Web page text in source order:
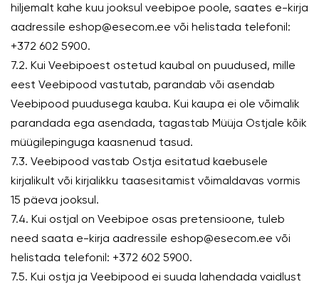
hiljemalt kahe kuu jooksul veebipoe poole, saates e-kirja
aadressile eshop@esecom.ee või helistada telefonil:
+372 602 5900.
7.2. Kui Veebipoest ostetud kaubal on puudused, mille
eest Veebipood vastutab, parandab või asendab
Veebipood puudusega kauba. Kui kaupa ei ole võimalik
parandada ega asendada, tagastab Müüja Ostjale kõik
müügilepinguga kaasnenud tasud.
7.3. Veebipood vastab Ostja esitatud kaebusele
kirjalikult või kirjalikku taasesitamist võimaldavas vormis
15 päeva jooksul.
7.4. Kui ostjal on Veebipoe osas pretensioone, tuleb
need saata e-kirja aadressile eshop@esecom.ee või
helistada telefonil: +372 602 5900.
7.5. Kui ostja ja Veebipood ei suuda lahendada vaidlust